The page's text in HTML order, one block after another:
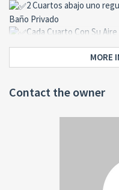
2 Cuartos abajo uno
Baño Privado
Cada Cuarto Con Su
Garage Amplio Para 2
sisterna Y agua caliente
Para mayor información Llama
6694
MORE
Contact the owner